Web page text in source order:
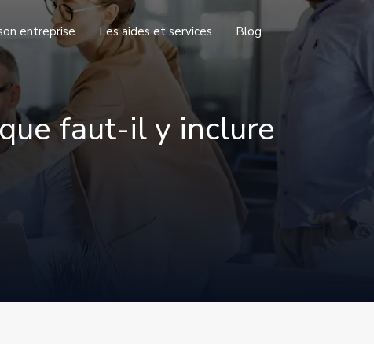
entreprise Les aides et services Blog
faut-il y inclure